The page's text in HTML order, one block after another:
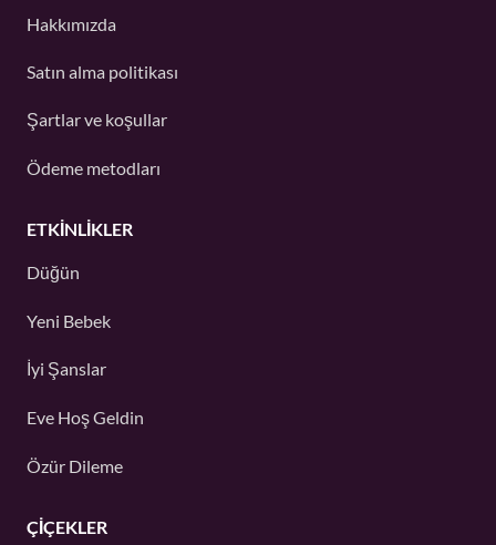
Hakkımızda
Satın alma politikası
Şartlar ve koşullar
Ödeme metodları
ETKINLIKLER
Düğün
Yeni Bebek
İyi Şanslar
Eve Hoş Geldin
Özür Dileme
ÇIÇEKLER